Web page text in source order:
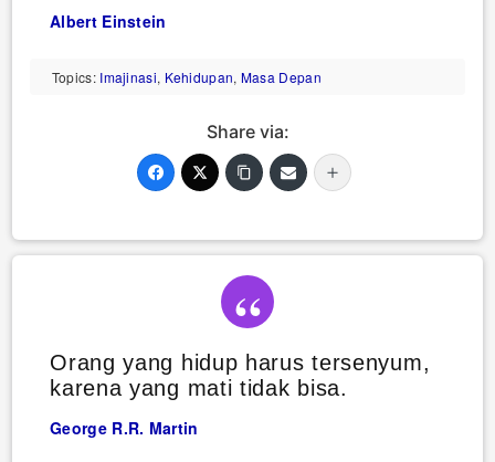
Albert Einstein
Topics: Imajinasi, Kehidupan, Masa Depan
Share via:
Orang yang hidup harus tersenyum,
karena yang mati tidak bisa.
George R.R. Martin